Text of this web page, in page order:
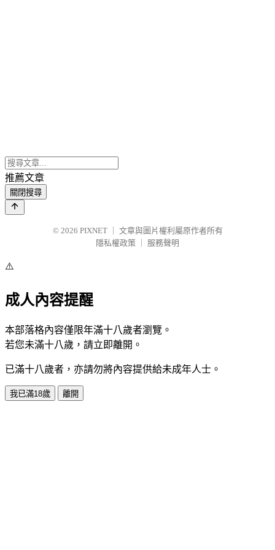
推薦文章
關閉搜尋
© 2026 PIXNET
文章與圖片權利屬原作者所有
隱私權政策
服務聲明
⚠️
成人內容提醒
本部落格內容僅限年滿十八歲者瀏覽。
若您未滿十八歲，請立即離開。
已滿十八歲者，亦請勿將內容提供給未成年人士。
我已滿18歲 離開